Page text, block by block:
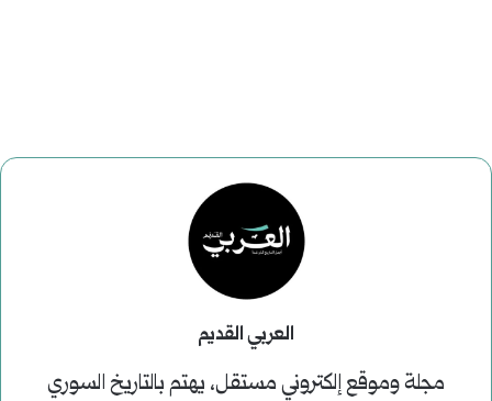
العربي القديم
مجلة وموقع إلكتروني مستقل، يهتم بالتاريخ السوري